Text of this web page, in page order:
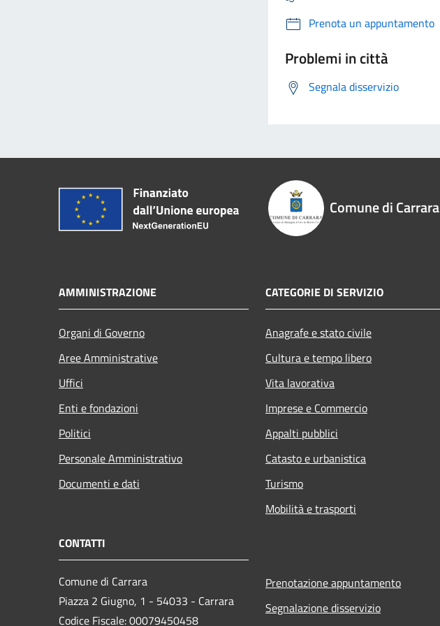
Prenota un appuntamento
Problemi in città
Segnala disservizio
Comune di Carrara
AMMINISTRAZIONE
Organi di Governo
Aree Amministrative
Uffici
Enti e fondazioni
Politici
Personale Amministrativo
Documenti e dati
CATEGORIE DI SERVIZIO
Anagrafe e stato civile
Cultura e tempo libero
Vita lavorativa
Imprese e Commercio
Appalti pubblici
Catasto e urbanistica
Turismo
Mobilità e trasporti
CONTATTI
Comune di Carrara
Piazza 2 Giugno, 1 - 54033 - Carrara
Codice Fiscale: 00079450458
Prenotazione appuntamento
Segnalazione disservizio